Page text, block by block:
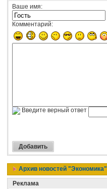
Ваше имя:
Комментарий:
Введите верный ответ
Архив новостей "Экономика"
Реклама